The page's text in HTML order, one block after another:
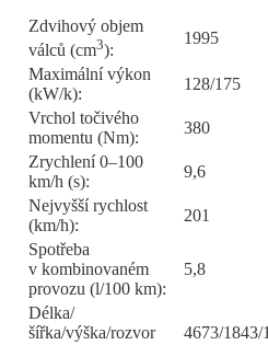
Zdvihový objem
válců (cm3):
1995
Maximální výkon
(kW/k):
128/175
Vrchol točivého
momentu (Nm):
380
Zrychlení 0–100
km/h (s):
9,6
Nejvyšší rychlost
(km/h):
201
Spotřeba
v kombinovaném
provozu (l/100 km):
5,8
Délka/
šířka/výška/rozvor
4673/1843/